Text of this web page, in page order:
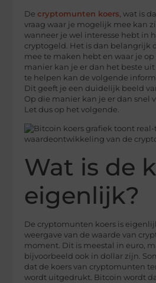
Decryptomunten koers , wat is
vraag waar je mogelijk mee kan
wanneer je wel interesse hebt in
cryptogeld. Het is dan belangrijk
mee te maken hebt en waar je
manier kan je er dan het beste
te helpen kan de volgende
Dit geeft je een duidelijk beeld
Op die manier kan je er dan snel
Let dus op het volgende.
Wat is de
eigenlijk?
De cryptomunten koers is
weergave van de waarde van
moment. Dit is meestal in euro,
bijvoorbeeld ook in dollar zijn.
dat de koers van cryptomunten
wordt uitgedrukt. Bitcoin wordt